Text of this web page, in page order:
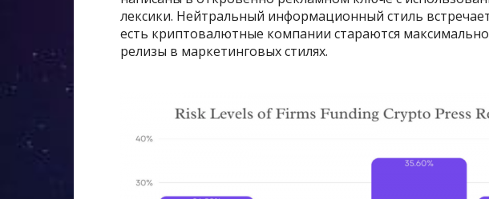
лексики. Нейтральный информационный стиль
есть криптовалютные компании стараются
релизы в маркетинговых стилях.